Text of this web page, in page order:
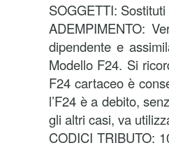
SOGGETTI: Sostituti
ADEMPIMENTO:
dipendente e
Modello F24. Si
F24 cartaceo è
l’F24 è a debito,
gli altri casi, va
CODICI TRIBUTO: